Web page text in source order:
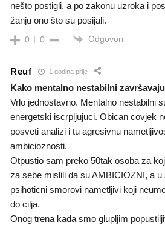
nešto postigli, a po zakonu uzroka i
žanju ono što su posijali.
0 0 Odgovori
Reuf 1 godina prije
Kako mentalno nestabilni
Vrlo jednostavno. Mentalno nestabilni
energetski iscrpljujuci. Obican covjek
posveti analizi i tu agresivnu
ambicioznosti.
Otpustio sam preko 50tak osoba za
za sebe mislili da su AMBICIOZNI, a
psihoticni smorovi nametljivi koji
do cilja.
Onog trena kada smo glupljim